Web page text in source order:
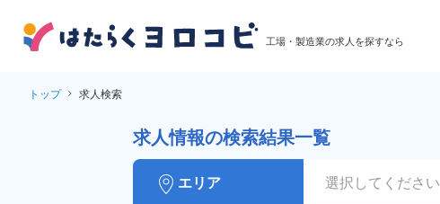
工場・製造業の求人を探すなら
トップ 求人検索
求人情報の検索結果一覧
エリア 選択してください